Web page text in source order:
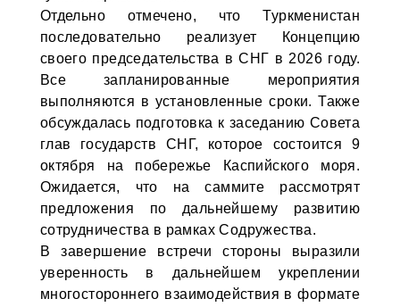
Отдельно отмечено, что Туркменистан
последовательно реализует Концепцию
своего председательства в СНГ в 2026 году.
Все запланированные мероприятия
выполняются в установленные сроки. Также
обсуждалась подготовка к заседанию Совета
глав государств СНГ, которое состоится 9
октября на побережье Каспийского моря.
Ожидается, что на саммите рассмотрят
предложения по дальнейшему развитию
сотрудничества в рамках Содружества.
В завершение встречи стороны выразили
уверенность в дальнейшем укреплении
многостороннего взаимодействия в формате